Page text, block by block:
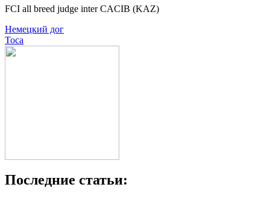
FCI all breed judge inter CACIB (KAZ)
Навигация
по
Немецкий дог
Тоса
Последние статьи: